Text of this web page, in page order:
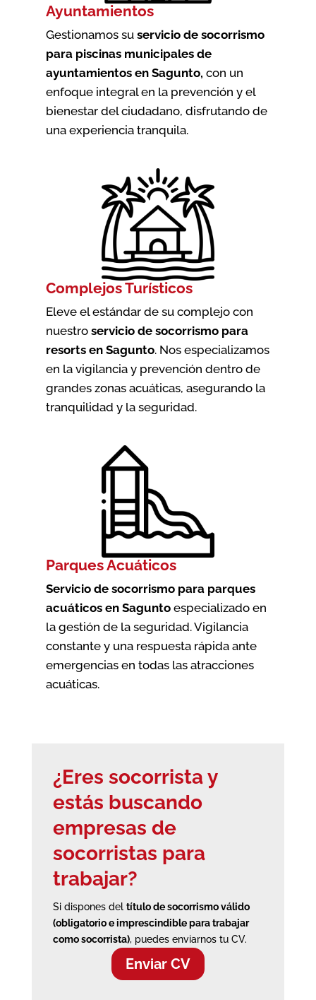
Ayuntamientos
Gestionamos su servicio de socorrismo
para piscinas municipales de
ayuntamientos en Sagunto, con un
enfoque integral en la prevención y el
bienestar del ciudadano, disfrutando de
una experiencia tranquila.
Complejos Turísticos
Eleve el estándar de su complejo con
nuestro servicio de socorrismo para
resorts en Sagunto. Nos especializamos
en la vigilancia y prevención dentro de
grandes zonas acuáticas, asegurando la
tranquilidad y la seguridad.
Parques Acuáticos
Servicio de socorrismo para parques
acuáticos en Sagunto especializado en
la gestión de la seguridad. Vigilancia
constante y una respuesta rápida ante
emergencias en todas las atracciones
acuáticas.
¿Eres socorrista y
estás buscando
empresas de
socorristas para
trabajar?
Si dispones del título de socorrismo válido
(obligatorio e imprescindible para trabajar
como socorrista), puedes enviarnos tu CV.
Enviar CV